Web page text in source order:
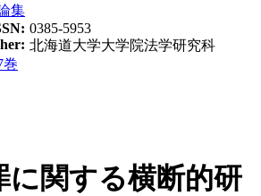
集
0385-5953
北海道大学大学院法学研究科
巻
に関する横断的研